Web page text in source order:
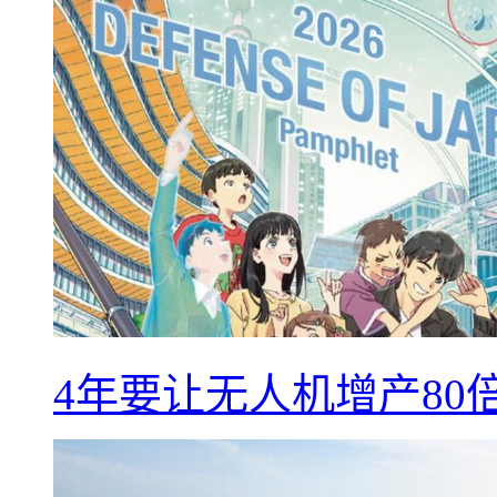
4年要让无人机增产80